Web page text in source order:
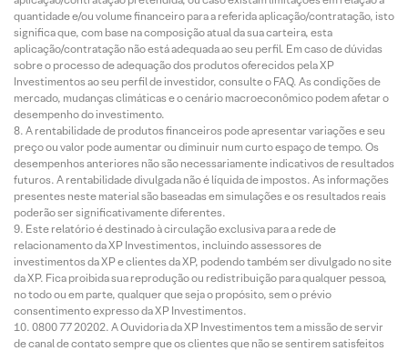
quantidade e/ou volume financeiro para a referida aplicação/contratação, isto
significa que, com base na composição atual da sua carteira, esta
aplicação/contratação não está adequada ao seu perfil. Em caso de dúvidas
sobre o processo de adequação dos produtos oferecidos pela XP
Investimentos ao seu perfil de investidor, consulte o FAQ. As condições de
mercado, mudanças climáticas e o cenário macroeconômico podem afetar o
desempenho do investimento.
A rentabilidade de produtos financeiros pode apresentar variações e seu
preço ou valor pode aumentar ou diminuir num curto espaço de tempo. Os
desempenhos anteriores não são necessariamente indicativos de resultados
futuros. A rentabilidade divulgada não é líquida de impostos. As informações
presentes neste material são baseadas em simulações e os resultados reais
poderão ser significativamente diferentes.
Este relatório é destinado à circulação exclusiva para a rede de
relacionamento da XP Investimentos, incluindo assessores de
investimentos da XP e clientes da XP, podendo também ser divulgado no site
da XP. Fica proibida sua reprodução ou redistribuição para qualquer pessoa,
no todo ou em parte, qualquer que seja o propósito, sem o prévio
consentimento expresso da XP Investimentos.
0800 77 20202. A Ouvidoria da XP Investimentos tem a missão de servir
de canal de contato sempre que os clientes que não se sentirem satisfeitos